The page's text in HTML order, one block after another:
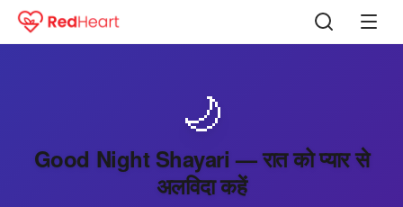
🌙
Good Night Shayari — रात को प्यार से
अलविदा कहें